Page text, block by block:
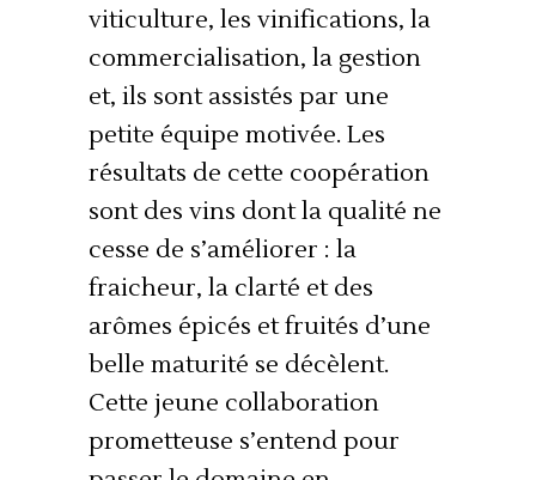
viticulture, les vinifications, la
commercialisation, la gestion
et, ils sont assistés par une
petite équipe motivée. Les
résultats de cette coopération
sont des vins dont la qualité ne
cesse de s’améliorer : la
fraicheur, la clarté et des
arômes épicés et fruités d’une
belle maturité se décèlent.
Cette jeune collaboration
prometteuse s’entend pour